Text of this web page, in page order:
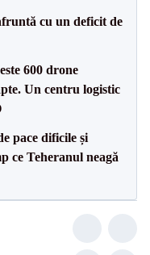
cu un deficit de
600 drone
Un centru logistic
pace dificile și
ce Teheranul neagă